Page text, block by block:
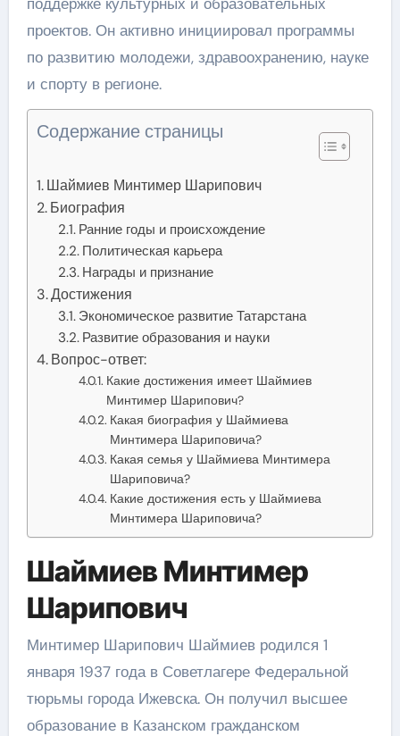
проектов. Он активно инициировал программы
по развитию молодежи, здравоохранению, науке
и спорту в регионе.
Содержание страницы
Шаймиев Минтимер Шарипович
Биография
Ранние годы и происхождение
Политическая карьера
Награды и признание
Достижения
Экономическое развитие Татарстана
Развитие образования и науки
Вопрос-ответ:
Какие достижения имеет Шаймиев
Минтимер Шарипович?
Какая биография у Шаймиева
Минтимера Шариповича?
Какая семья у Шаймиева Минтимера
Шариповича?
Какие достижения есть у Шаймиева
Минтимера Шариповича?
Шаймиев Минтимер
Шарипович
Минтимер Шарипович Шаймиев родился 1
января 1937 года в Советлагере Федеральной
тюрьмы города Ижевска. Он получил высшее
образование в Казанском гражданском